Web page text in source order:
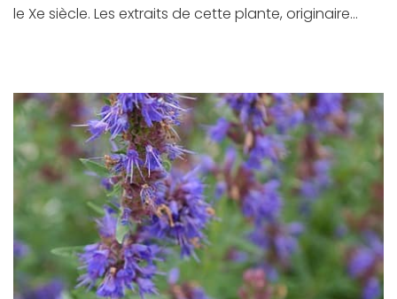
le Xe siècle. Les extraits de cette plante, originaire...